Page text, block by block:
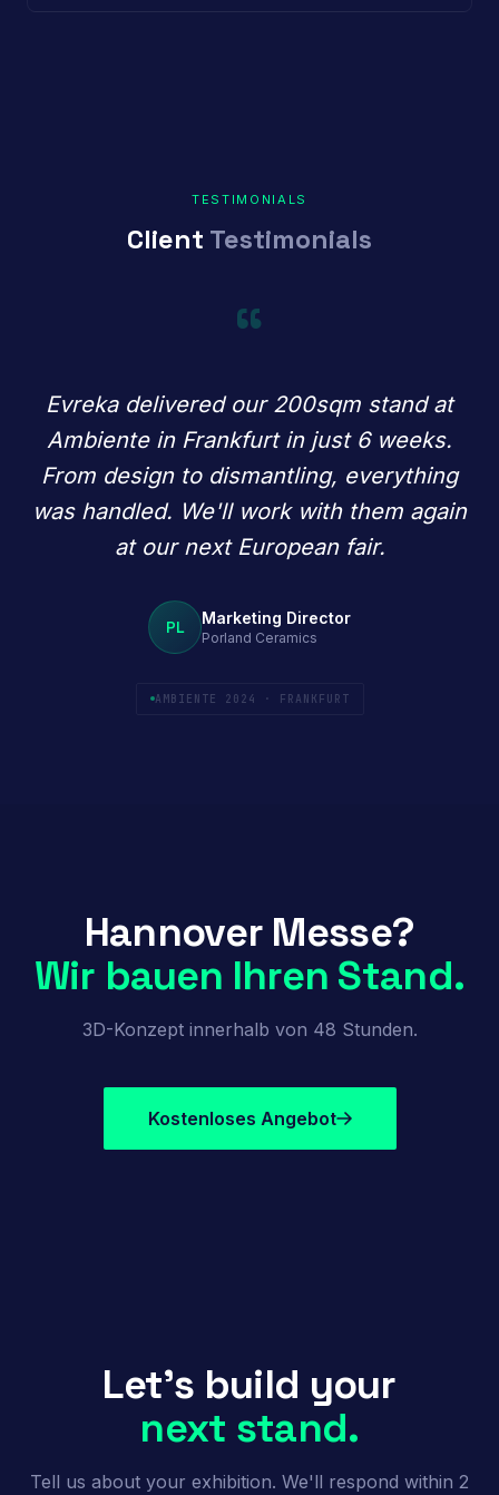
TESTIMONIALS
Client Testimonials
“
Evreka delivered our 200sqm stand at
Ambiente in Frankfurt in just 6 weeks.
From design to dismantling, everything
was handled. We'll work with them again
at our next European fair.
PL Marketing Director
Porland Ceramics
AMBIENTE 2024 · FRANKFURT
Hannover Messe?
Wir bauen Ihren Stand.
3D-Konzept innerhalb von 48 Stunden.
Kostenloses Angebot
Let's build your
next stand.
Tell us about your exhibition. We'll respond within 2